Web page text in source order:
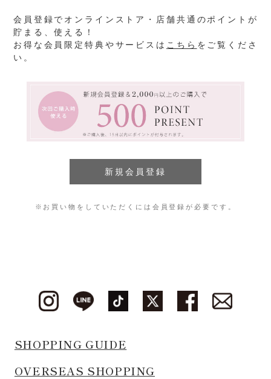
会員登録でオンラインストア・店舗共通のポイントが
貯まる、使える！
お得な会員限定特典やサービスは こちら をご覧くださ
い。
※お買い物をしていただくには会員登録が必要です。
SHOPPING GUIDE
OVERSEAS SHOPPING